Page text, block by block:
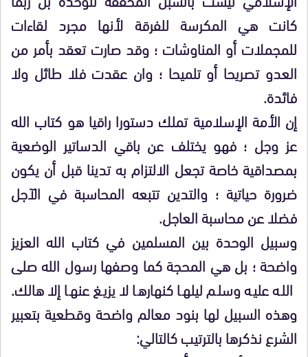
كانت هي المكرسة للفرقة لأنها مجرد لقاءات
للمجملات أو المناوشات ؛ وقد صارت تعقد بأمر من
العدو تصريحا أو تلميحا ؛ وان عقدت فلا طائل ولا
فائدة.
إن الأمة الإسلامية تملك دستورا راقيا هو كتاب الله
عز وجل ؛ فهو يختلف عن باقي الدساتير الوضعية
بمصداقية خاصة تجعل الالتزام به تدينا قبل أن يكون
ضرورة حياتية ؛ والتدين تتبعه المحاسبة في الآجل
فضلا عن محاسبة العاجل.
وسبيل الوحدة بين المسلمين في كتاب الله العزيز
واضحة ؛ بل هي المحجة كما وصفها رسول الله صلى
الله عليه وسلم ليلها كنهارها لا يزيغ عنها إلا هالك.
وهذه السبيل لها بنود معالم واضحة وقطعية بتعبير
الشرع نذكرها بالترتيب كالتالي: